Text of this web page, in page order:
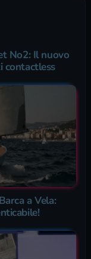
No2: Il nuovo
contactless
a Vela: